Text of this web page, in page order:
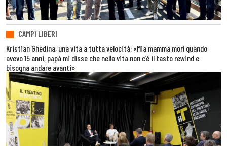
CAMPI LIBERI
Kristian Ghedina, una vita a tutta velocità: «Mia mamma morì quando
avevo 15 anni, papà mi disse che nella vita non c’è il tasto rewind e
bisogna andare avanti»